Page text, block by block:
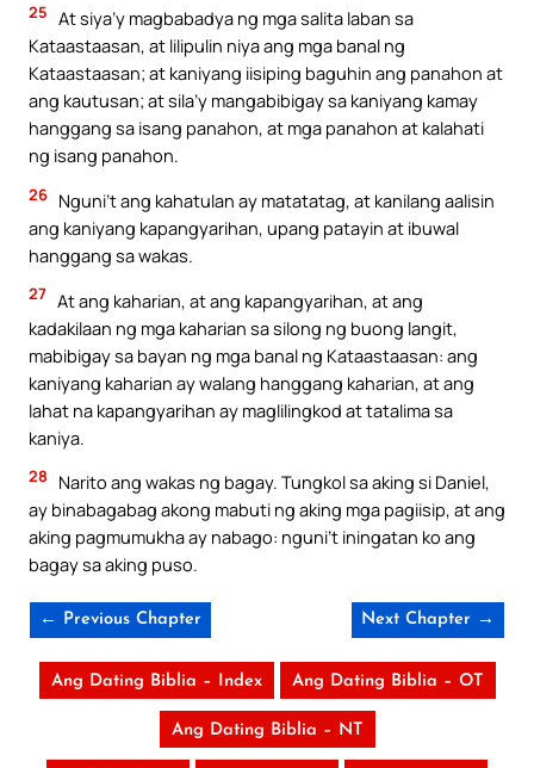
25 At siya’y magbabadya ng mga salita laban sa
Kataastaasan, at lilipulin niya ang mga banal ng
Kataastaasan; at kaniyang iisiping baguhin ang panahon at
ang kautusan; at sila’y mangabibigay sa kaniyang kamay
hanggang sa isang panahon, at mga panahon at kalahati
ng isang panahon.
26 Nguni’t ang kahatulan ay matatatag, at kanilang aalisin
ang kaniyang kapangyarihan, upang patayin at ibuwal
hanggang sa wakas.
27 At ang kaharian, at ang kapangyarihan, at ang
kadakilaan ng mga kaharian sa silong ng buong langit,
mabibigay sa bayan ng mga banal ng Kataastaasan: ang
kaniyang kaharian ay walang hanggang kaharian, at ang
lahat na kapangyarihan ay maglilingkod at tatalima sa
kaniya.
28
Narito ang wakas ng bagay. Tungkol sa aking si Daniel,
ay binabagabag akong mabuti ng aking mga pagiisip, at ang
aking pagmumukha ay nabago: nguni’t iningatan ko ang
bagay sa aking puso.
← Previous Chapter Next Chapter →
Ang Dating Biblia – Index Ang Dating Biblia – OT
Ang Dating Biblia – NT